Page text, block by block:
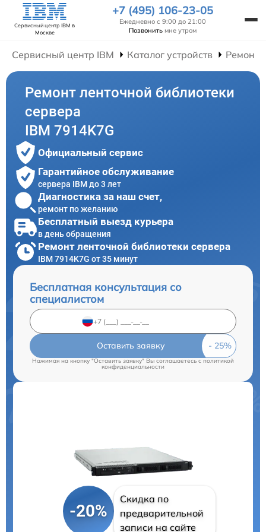
Сервисный центр IBM в
Москве
+7 (495) 106-23-05
Ежедневно с 9:00 до 21:00
Позвонить мне утром
Сервисный центр IBM Каталог устройств Ремонт
Ремонт ленточной библиотеки
сервера
IBM 7914K7G
Официальный сервис
Гарантийное обслуживание
сервера IBM до 3 лет
Диагностика за наш счет,
ремонт по желанию
Бесплатный выезд курьера
в день обращения
Ремонт ленточной библиотеки сервера
IBM 7914K7G от 35 минут
Бесплатная консультация со
специалистом
Оставить заявку
Нажимая на кнопку "Оставить заявку" Вы соглашаетесь c политикой
конфиденциальности
-20%
Скидка по
предварительной
записи на сайте